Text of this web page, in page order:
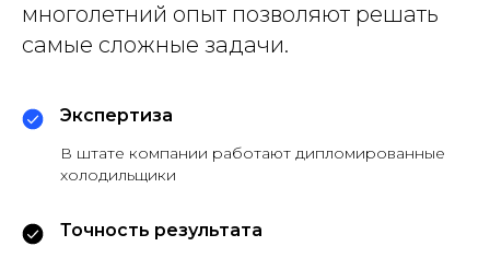
многолетний опыт позволяют решать
самые сложные задачи.
Экспертиза
В штате компании работают дипломированные
холодильщики
Точность результата